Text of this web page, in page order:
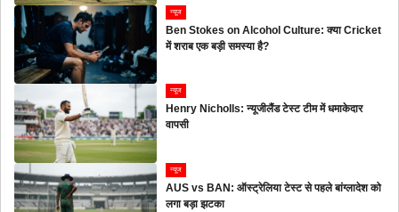
न्यूज
Ben Stokes on Alcohol Culture: क्या Cricket
में शराब एक बड़ी समस्या है?
न्यूज
Henry Nicholls: न्यूजीलैंड टेस्ट टीम में धमाकेदार
वापसी
न्यूज
AUS vs BAN: ऑस्ट्रेलिया टेस्ट से पहले बांग्लादेश को
लगा बड़ा झटका